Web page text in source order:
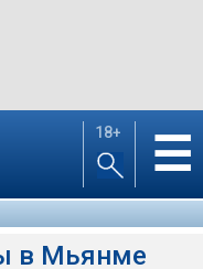
18+ ☰
в Мьянме